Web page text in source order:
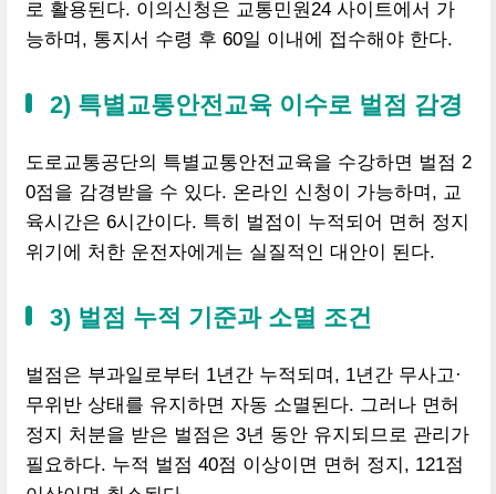
로 활용된다. 이의신청은 교통민원24 사이트에서 가
능하며, 통지서 수령 후 60일 이내에 접수해야 한다.
2) 특별교통안전교육 이수로 벌점 감경
도로교통공단의 특별교통안전교육을 수강하면 벌점 2
0점을 감경받을 수 있다. 온라인 신청이 가능하며, 교
육시간은 6시간이다. 특히 벌점이 누적되어 면허 정지
위기에 처한 운전자에게는 실질적인 대안이 된다.
3) 벌점 누적 기준과 소멸 조건
벌점은 부과일로부터 1년간 누적되며, 1년간 무사고·
무위반 상태를 유지하면 자동 소멸된다. 그러나 면허
정지 처분을 받은 벌점은 3년 동안 유지되므로 관리가
필요하다. 누적 벌점 40점 이상이면 면허 정지, 121점